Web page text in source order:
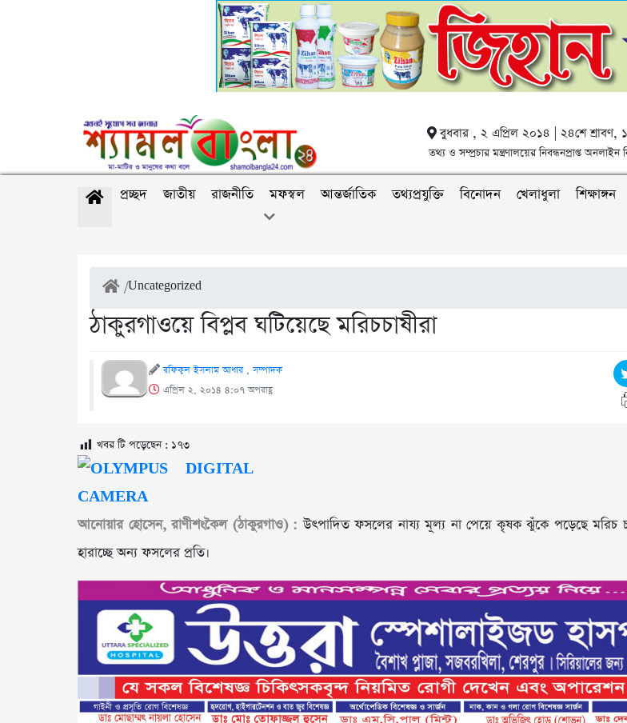
বুধবার , ২ এপ্রিল ২০১৪ | ২৪শে শ্রাবণ,
তথ্য ও সম্প্রচার মন্ত্রণালয়ের নিবন্ধনপ্রাপ্ত অনলাইন
প্রচ্ছদ জাতীয় রাজনীতি মফস্বল আন্তর্জাতিক তথ্যপ্রযুক্তি বিনোদন খেলাধুলা শিক্ষাঙ্গন
/Uncategorized
ঠাকুরগাওয়ে বিপ্লব ঘটিয়েছে মরিচচাষীরা
রফিকুল ইসলাম আধার , সম্পাদক
এপ্রিল ২, ২০১৪ ৪:০৭ অপরাহ্ণ
খবর টি পড়েছেন : ১৭৩
আনোয়ার হোসেন, রাণীশংকৈল (ঠাকুরগাও) : উৎপাদিত ফসলের নায্য মূল্য না পেয়ে কৃষক ঝুঁকে পড়েছে মরিচ
হারাচ্ছে অন্য ফসলের প্রতি।